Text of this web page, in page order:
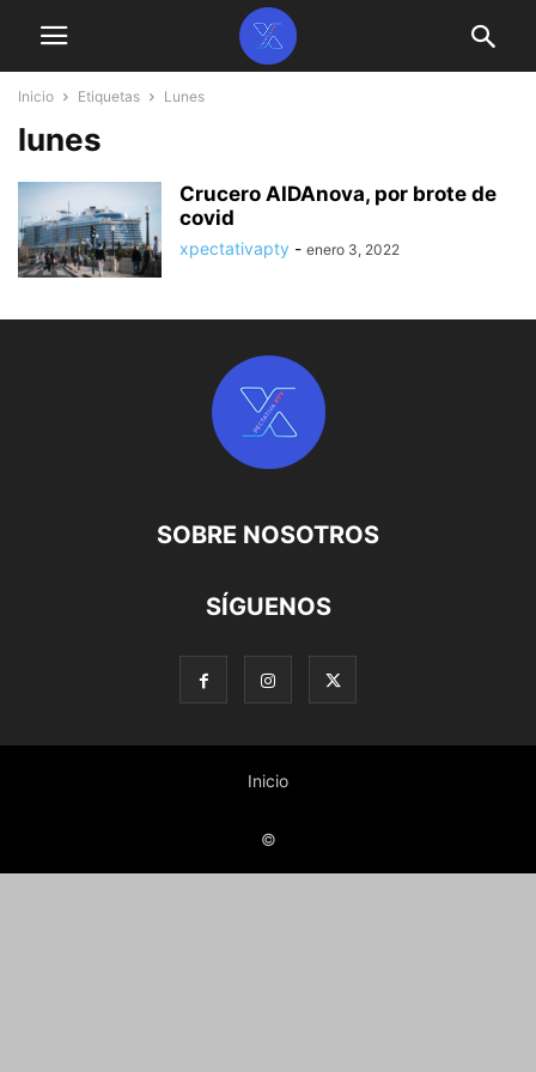
Inicio Etiquetas Lunes
lunes
Crucero AIDAnova, por brote de
covid
xpectativapty - enero 3, 2022
SOBRE NOSOTROS
SÍGUENOS
Inicio
©